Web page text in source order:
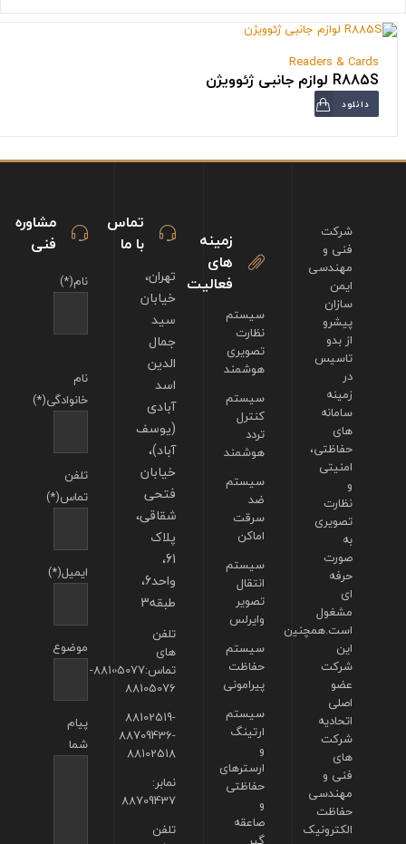
Readers & Cards
R885S لوازم جانبی ژئوویژن
دانلود
مشاوره
فنی
نام(*)
نام
خانوادگی(*)
تلفن
تماس(*)
ایمیل(*)
موضوع
پیام
شما
تماس
با ما
تهران،
خیابان
سید
جمال
الدین
اسد
آبادی
(یوسف
آباد)،
خیابان
فتحی
شقاقی،
پلاک
61،
واحد6،
طبقه3
تلفن
های
تماس:88105077-
88105076
88102519-
88709436-
88102518
نمابر:
88709437
تلفن
زمینه
های
فعالیت
سیستم
نظارت
تصویری
هوشمند
سیستم
کنترل
تردد
هوشمند
سیستم
ضد
سرقت
اماکن
سیستم
انتقال
تصویر
وایرلس
سیستم
حفاظت
پیرامونی
سیستم
ارتینگ
و
ارسترهای
حفاظتی
و
صاعقه
شرکت
فنی و
مهندسی
ایمن
سازان
پیشرو
از بدو
تاسیس
در
زمینه
سامانه
های
حفاظتی،
امنیتی
و
نظارت
تصویری
به
صورت
حرفه
ای
مشغول
است.همچنین
این
شرکت
عضو
اصلی
اتحادیه
شرکت
های
فنی و
مهندسی
حفاظت
الکترونیک